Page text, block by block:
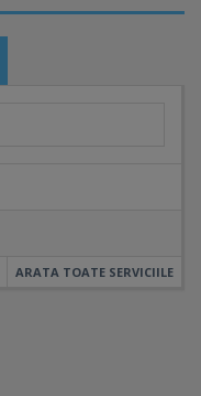
ARATA TOATE SERVICIILE